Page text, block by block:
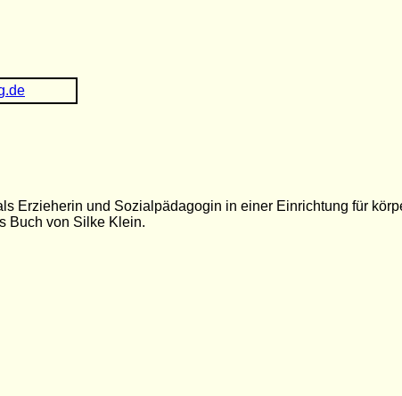
Erzieherin und Sozialpädagogin in einer Einrichtung für
Buch von Silke Klein.